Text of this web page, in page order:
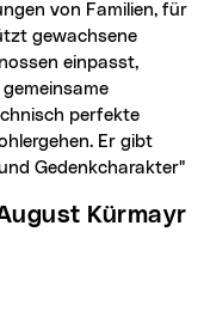
von Familien, für
gewachsene
einpasst,
perfekte
Er gibt
Gedenkcharakter"
Kürmayr